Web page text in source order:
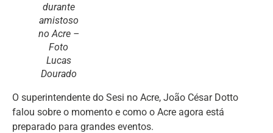
durante
amistoso
no Acre –
Foto
Lucas
Dourado
O superintendente do Sesi no Acre, João César Dotto
falou sobre o momento e como o Acre agora está
preparado para grandes eventos.